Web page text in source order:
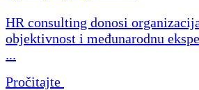
HR consulting donosi
objektivnost i međunarodnu
...
Pročitajte